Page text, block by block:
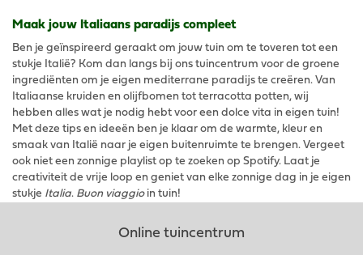
Maak jouw Italiaans paradijs compleet
Ben je geïnspireerd geraakt om jouw tuin om te toveren tot een
stukje Italië? Kom dan langs bij ons tuincentrum voor de groene
ingrediënten om je eigen mediterrane paradijs te creëren. Van
Italiaanse kruiden en olijfbomen tot terracotta potten, wij
hebben alles wat je nodig hebt voor een dolce vita in eigen tuin!
Met deze tips en ideeën ben je klaar om de warmte, kleur en
smaak van Italië naar je eigen buitenruimte te brengen. Vergeet
ook niet een zonnige playlist op te zoeken op Spotify. Laat je
creativiteit de vrije loop en geniet van elke zonnige dag in je eigen
stukje Italia. Buon viaggioin tuin!
Online tuincentrum